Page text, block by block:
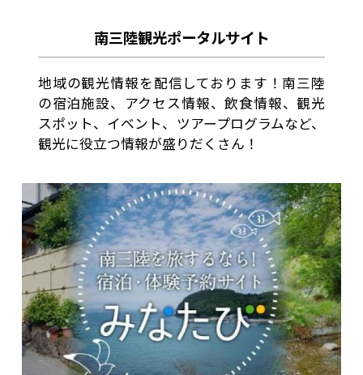
南三陸観光ポータルサイト
地域の観光情報を配信しております！南三陸
の宿泊施設、アクセス情報、飲食情報、観光
スポット、イベント、ツアープログラムなど、
観光に役立つ情報が盛りだくさん！